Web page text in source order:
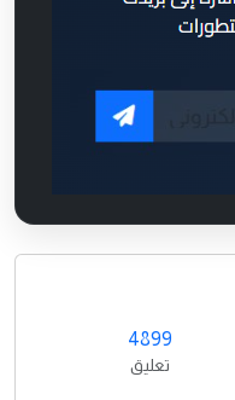
4899
تعليق